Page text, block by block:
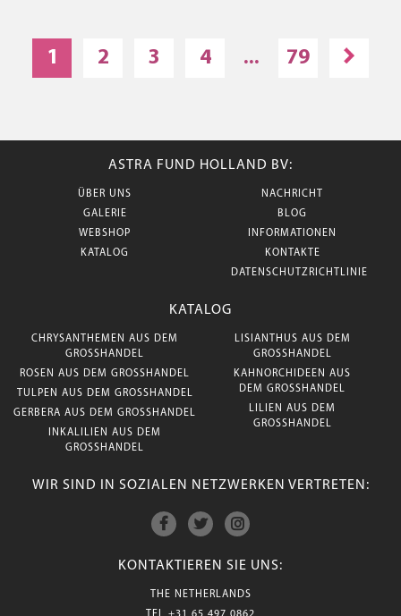
1 2 3 4 ... 79
ASTRA FUND HOLLAND BV:
ÜBER UNS
GALERIE
WEBSHOP
KATALOG
NACHRICHT
BLOG
INFORMATIONEN
KONTAKTE
DATENSCHUTZRICHTLINIE
KATALOG
CHRYSANTHEMEN AUS DEM
GROSSHANDEL
ROSEN AUS DEM GROSSHANDEL
TULPEN AUS DEM GROSSHANDEL
GERBERA AUS DEM GROSSHANDEL
INKALILIEN AUS DEM
GROSSHANDEL
LISIANTHUS AUS DEM
GROSSHANDEL
KAHNORCHIDEEN AUS
DEM GROSSHANDEL
LILIEN AUS DEM
GROSSHANDEL
WIR SIND IN SOZIALEN NETZWERKEN VERTRETEN:
KONTAKTIEREN SIE UNS:
THE NETHERLANDS